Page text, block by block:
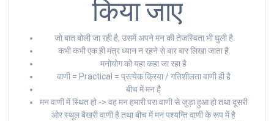
किया जाए
जो बात बोली जा रही है, उसमें अपने मन की तेजस्विता भी घुली है
कभी कभी एक ही मंत्र ध्यान न रहने से बार बार लिखा जाता है
मनोयोग को यहा कहा जा रहा है
वाणी = Practical = प्रत्येक क्रिया / गतिशीलता वाणी ही है
बीच में मन है
मन वाणी में स्थित हो -> वह मन हमारी परा वाणी से जुड़ा हुआ हो तथा दूसरी
ओर स्थूल बैखरी वाणी है तथा बीच में मन पश्यन्ति वाणी के रूप में है